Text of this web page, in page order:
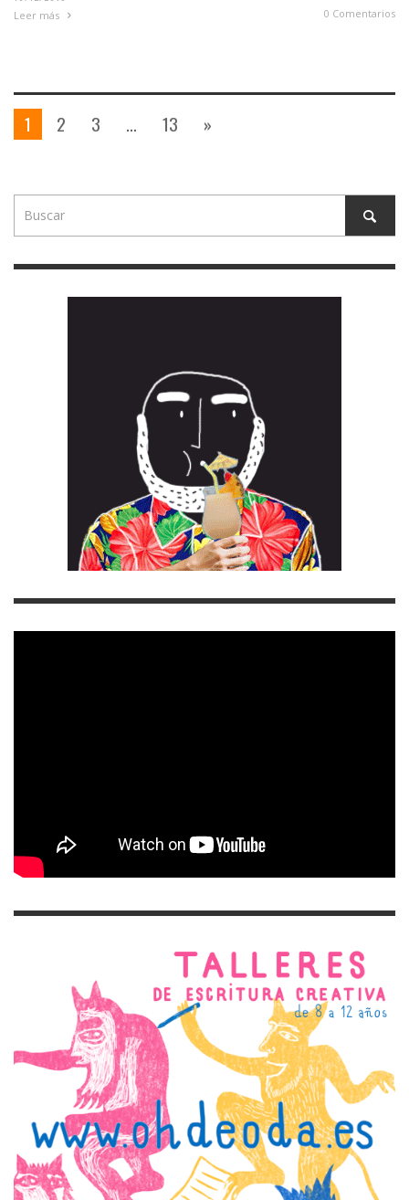
Leer más 0 Comentarios
1 2 3 … 13 »